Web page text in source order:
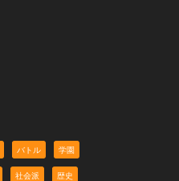
バトル 学園
社会派 歴史